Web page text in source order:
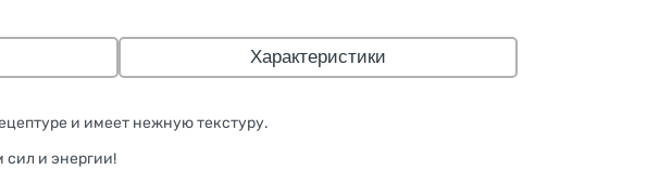
Характеристики
и имеет нежную текстуру.
сил и энергии!